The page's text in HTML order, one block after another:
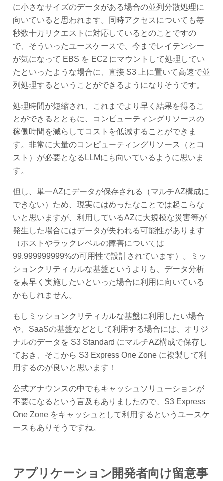
に小さなサイズのデータがある場合の並列分散処理に
向いていると思われます。同時アクセスについても毎
秒数十万リクエストに対応しているとのことですの
で、そういったユースケースで、今までレイテンシー
が気になって EBS を EC2 にマウントして処理してい
たといったような場合に、直接 S3 上に置いて高速で並
列処理するということができるようになりそうです。
処理時間が短縮され、これまでより早く結果を得るこ
とができるとともに、コンピューティングリソースの
稼働時間を減らしてコストを低減することができま
す。非常に大量のコンピューティングリソース（とコ
スト）が必要となるLLMにも向いているように思いま
す。
但し、単一AZにデータが保存される（マルチAZ構成に
できない）ため、現実にはめったなことでは起こらな
いと思いますが、利用しているAZに大規模な災害等が
発生した場合にはデータが失われる可能性があります
（ホストやラックレベルの障害については
99.999999999%の可用性で設計されています）。ミッ
ションクリティカルな基盤というよりも、データ分析
を素早く実施したいといった場合に利用に向いている
かもしれません。
もしミッションクリティカルな基盤に利用したい場合
や、SaaSの基盤などとして利用する場合には、オリジ
ナルのデータを S3 Standard にマルチAZ構成で保存し
ておき、そこから S3 Express One Zone に複製して利
用するのが良いと思います！
公式アナウンスの中でもキャッシュソリューションが
不要になるという言及もありましたので、S3 Express
One Zone をキャッシュとして利用するというユースケ
ースもありそうですね。
アプリケーション開発者向け留意事